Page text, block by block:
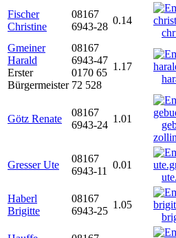
Fischer
Christine
08167
6943-28
0.14
Gmeiner
Harald
Erster
Bürgermeister
08167
6943-47
0170 65
72 528
1.17
Götz Renate
08167
6943-24
1.01
Gresser Ute
08167
6943-11
0.01
Haberl
Brigitte
08167
6943-25
1.05